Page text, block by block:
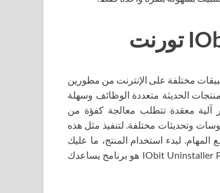
مختلفة على الإنترنت من مطورين
الحديثة متعددة الوظائف وسهلة
آلية معقدة تتطلب معالجة كفؤة من
وتحديثات مختلفة. لتنفيذ مثل هذه
لبدء استخدام المنتج، ما عليك
سوى تنزيل أحدث إصدار من برنامج IObit Uninstaller torrent. مشروع IObit Uninstaller Pro هو برنامج يساعدك